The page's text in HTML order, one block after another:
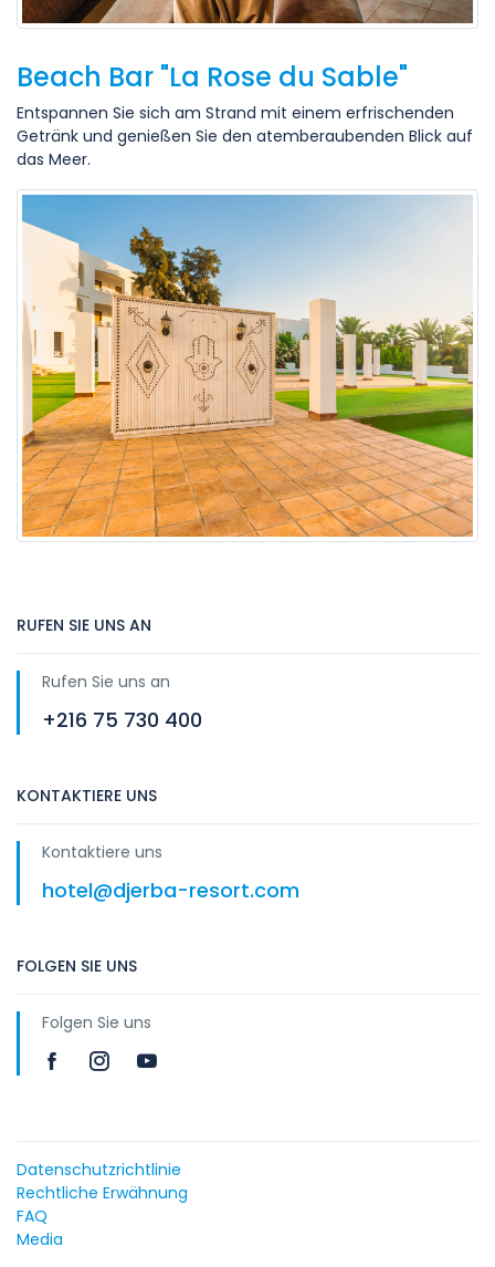
Beach Bar "La Rose du Sable"
Entspannen Sie sich am Strand mit einem erfrischenden
Getränk und genießen Sie den atemberaubenden Blick auf
das Meer.
RUFEN SIE UNS AN
Rufen Sie uns an
+216 75 730 400
KONTAKTIERE UNS
Kontaktiere uns
hotel@djerba-resort.com
FOLGEN SIE UNS
Folgen Sie uns
Datenschutzrichtlinie
Rechtliche Erwähnung
FAQ
Media